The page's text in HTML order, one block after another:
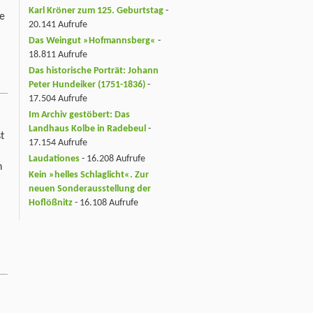
Karl Kröner zum 125. Geburtstag -
20.141 Aufrufe
Das Weingut »Hofmannsberg« -
18.811 Aufrufe
Das historische Porträt: Johann
Peter Hundeiker (1751-1836) -
17.504 Aufrufe
Im Archiv gestöbert: Das
Landhaus Kolbe in Radebeul -
17.154 Aufrufe
Laudationes - 16.208 Aufrufe
Kein »helles Schlaglicht«. Zur
neuen Sonderausstellung der
Hoflößnitz - 16.108 Aufrufe